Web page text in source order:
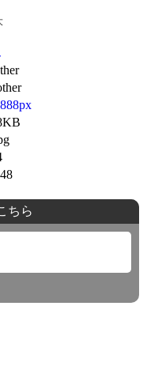
ちら